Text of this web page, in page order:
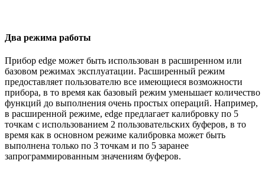
Два режима работы
Прибор edge может быть использован в расширенном или
базовом режимах эксплуатации. Расширенный режим
предоставляет пользователю все имеющиеся возможности
прибора, в то время как базовый режим уменьшает количество
функций до выполнения очень простых операций. Например,
в расширенной режиме, edge предлагает калибровку по 5
точкам с использованием 2 пользовательских буферов, в то
время как в основном режиме калибровка может быть
выполнена только по 3 точкам и по 5 заранее
запрограммированным значениям буферов.